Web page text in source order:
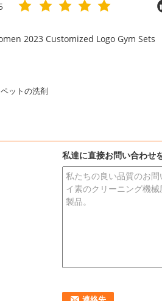
2023 Customized Logo Gym Sets
ットの洗剤
私達に直接お問い合わせ